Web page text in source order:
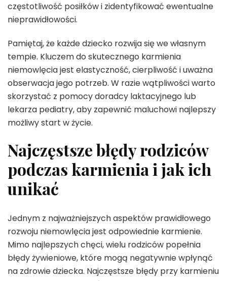
częstotliwość posiłków i zidentyfikować ewentualne
nieprawidłowości.
Pamiętaj, że każde dziecko rozwija się we własnym
tempie. Kluczem do skutecznego karmienia
niemowlęcia jest elastyczność, cierpliwość i uważna
obserwacja jego potrzeb. W razie wątpliwości warto
skorzystać z pomocy doradcy laktacyjnego lub
lekarza pediatry, aby zapewnić maluchowi najlepszy
możliwy start w życie.
Najczęstsze błędy rodziców
podczas karmienia i jak ich
unikać
Jednym z najważniejszych aspektów prawidłowego
rozwoju niemowlęcia jest odpowiednie karmienie.
Mimo najlepszych chęci, wielu rodziców popełnia
błędy żywieniowe, które mogą negatywnie wpłynąć
na zdrowie dziecka. Najczęstsze błędy przy karmieniu